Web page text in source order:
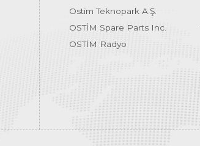
Ostim Teknopark A.Ş.
OSTİM Spare Parts Inc.
OSTİM Radyo